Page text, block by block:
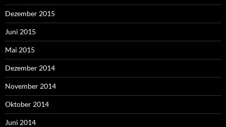
Dezember 2015
Juni 2015
Mai 2015
Dezember 2014
November 2014
Oktober 2014
Juni 2014